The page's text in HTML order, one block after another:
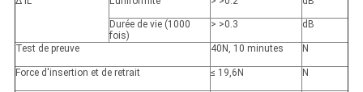
Durée de vie (1000
fois)
> >0.3 dB
Test de preuve 40N, 10 minutes N
Force d'insertion et de retrait ≤ 19,6N N